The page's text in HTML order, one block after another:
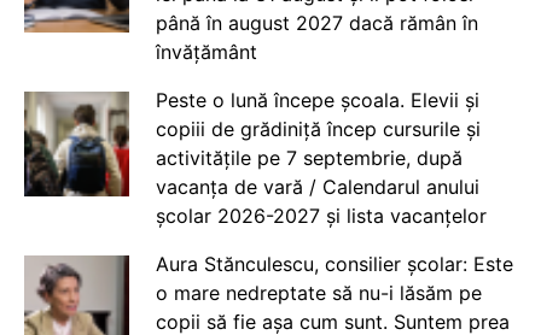
până în august 2027 dacă rămân în
învățământ
Peste o lună începe școala. Elevii și
copiii de grădiniță încep cursurile și
activitățile pe 7 septembrie, după
vacanța de vară / Calendarul anului
școlar 2026-2027 și lista vacanțelor
Aura Stănculescu, consilier școlar: Este
o mare nedreptate să nu-i lăsăm pe
copii să fie așa cum sunt. Suntem prea